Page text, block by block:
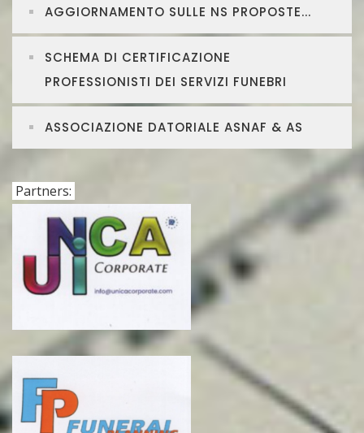
AGGIORNAMENTO SULLE NS PROPOSTE...
SCHEMA DI CERTIFICAZIONE
PROFESSIONISTI DEI SERVIZI FUNEBRI
ASSOCIAZIONE DATORIALE ASNAF & AS
Partners: